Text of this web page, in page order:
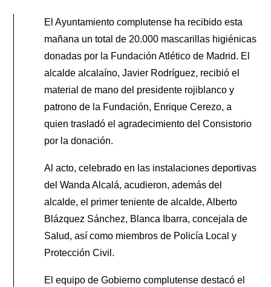
El Ayuntamiento complutense ha recibido esta
mañana un total de 20.000 mascarillas higiénicas
donadas por la Fundación Atlético de Madrid. El
alcalde alcalaíno, Javier Rodríguez, recibió el
material de mano del presidente rojiblanco y
patrono de la Fundación, Enrique Cerezo, a
quien trasladó el agradecimiento del Consistorio
por la donación.
Al acto, celebrado en las instalaciones deportivas
del Wanda Alcalá, acudieron, además del
alcalde, el primer teniente de alcalde, Alberto
Blázquez Sánchez, Blanca Ibarra, concejala de
Salud, así como miembros de Policía Local y
Protección Civil.
El equipo de Gobierno complutense destacó el